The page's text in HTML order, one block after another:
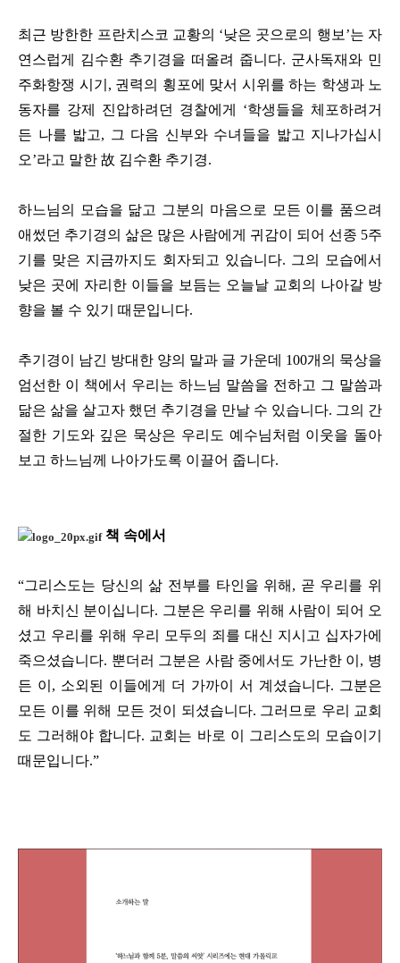
최근 방한한 프란치스코 교황의 ‘낮은 곳으로의 행보 ’는 자
연스럽게 김수환 추기경을 떠올려 줍니다. 군사독재와 민
주화항쟁 시기 , 권력의 횡포에 맞서 시위를 하는 학생과 노
동자를 강제 진압하려던 경찰에게 ‘학생들을 체포하려거
든 나를 밟고, 그 다음 신부와 수녀들을 밟고 지나가십시
오’라고 말한 故 김수환 추기경.
하느님의 모습을 닮고 그분의 마음으로 모든 이를 품으려
애썼던 추기경의 삶은 많은 사람에게 귀감이 되어 선종 5주
기를 맞은 지금까지도 회자되고 있습니다. 그의 모습에서
낮은 곳에 자리한 이들을 보듬는 오늘날 교회의 나아갈 방
향을 볼 수 있기 때문입니다.
추기경이 남긴 방대한 양의 말과 글 가운데 100개의 묵상을
엄선한 이 책에서 우리는 하느님 말씀을 전하고 그 말씀과
닮은 삶을 살고자 했던 추기경을 만날 수 있습니다. 그의 간
절한 기도와 깊은 묵상은 우리도 예수님처럼 이웃을 돌아
보고 하느님께 나아가도록 이끌어 줍니다.
책 속에서
“그리스도는 당신의 삶 전부를 타인을 위해 , 곧 우리를 위
해 바치신 분이십니다. 그분은 우리를 위해 사람이 되어 오
셨고 우리를 위해 우리 모두의 죄를 대신 지시고 십자가에
죽으셨습니다. 뿐더러 그분은 사람 중에서도 가난한 이 , 병
든 이 , 소외된 이들에게 더 가까이 서 계셨습니다. 그분은
모든 이를 위해 모든 것이 되셨습니다. 그러므로 우리 교회
도 그러해야 합니다. 교회는 바로 이 그리스도의 모습이기
때문입니다.”